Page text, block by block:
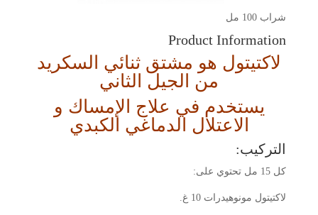
شراب 100 مل
Product Information
لاكتيتول هو مشتق ثنائي السكريد
من الجيل الثاني
يستخدم في علاج الإمساك و
الاعتلال الدماغي الكبدي
التركيب:
كل 15 مل تحتوي على:
لاكتيتول مونوهيدرات 10 غ.